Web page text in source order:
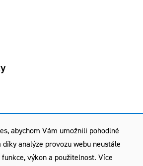
abychom Vám umožnili pohodlné
analýze provozu webu neustále
výkon a použitelnost. Více
podmínky